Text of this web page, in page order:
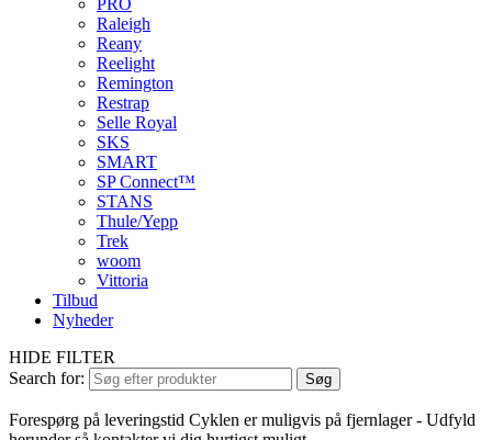
PRO
Raleigh
Reany
Reelight
Remington
Restrap
Selle Royal
SKS
SMART
SP Connect™
STANS
Thule/Yepp
Trek
woom
Vittoria
Tilbud
Nyheder
HIDE FILTER
Search for:
Søg
Forespørg på leveringstid Cyklen er muligvis på fjernlager - Udfyld